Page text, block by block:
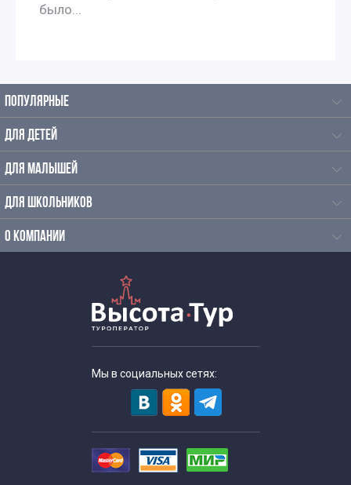
было...
ПОПУЛЯРНЫЕ
ДЛЯ ДЕТЕЙ
ДЛЯ МАЛЫШЕЙ
ДЛЯ ШКОЛЬНИКОВ
О КОМПАНИИ
Мы в социальных сетях: